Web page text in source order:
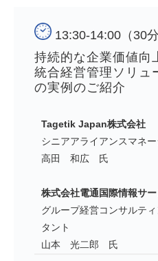
13:30-14:00（30分
持続的な企業価値向
統合経営管理ソリュ
の実例のご紹介
Tagetik Japan株式会社
シニアアライアンスマネ
高田 和広 氏
株式会社電通国際情報サ
グループ経営コンサルテ
タント
山本 光二郎 氏